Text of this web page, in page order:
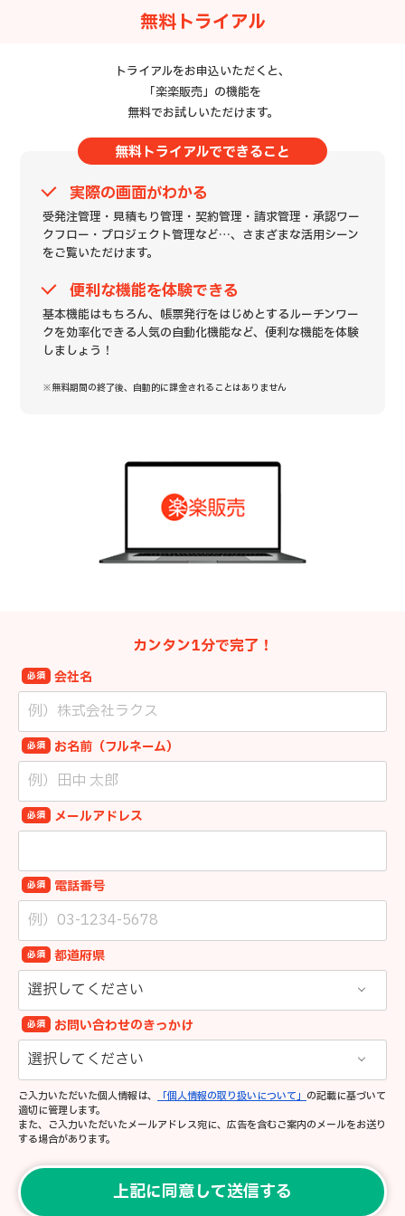
無料トライアル
トライアルをお申込いただくと、
「楽楽販売」の機能を
無料でお試しいただけます。
無料トライアルでできること
実際の画面がわかる
受発注管理・見積もり管理・契約管理・請求管理・承認ワー
クフロー・プロジェクト管理など…、さまざまな活用シーン
をご覧いただけます。
便利な機能を体験できる
基本機能はもちろん、帳票発行をはじめとするルーチンワー
クを効率化できる人気の自動化機能など、便利な機能を体験
しましょう！
※無料期間の終了後、自動的に課金されることはありません
カンタン1分で完了！
会社名
必須
お名前（フルネーム）
必須
メールアドレス
必須
電話番号
必須
都道府県
必須
お問い合わせのきっかけ
必須
ご入力いただいた個人情報は、 「個人情報の取り扱いについて」 の記載に基づいて
適切に管理します。
また、ご入力いただいたメールアドレス宛に、広告を含むご案内のメールをお送り
する場合があります。